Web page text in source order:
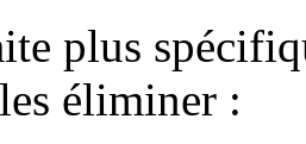
plus
éliminer :